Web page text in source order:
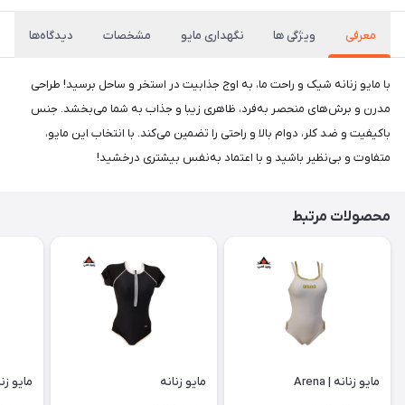
معرفی ویژگی ها نگهداری مایو مشخصات دیدگاه‌ها
با مایو زنانه شیک و راحت ما، به اوج جذابیت در استخر و ساحل برسید! طراحی
مدرن و برش‌های منحصر به‌فرد، ظاهری زیبا و جذاب به شما می‌بخشد. جنس
باکیفیت و ضد کلر، دوام بالا و راحتی را تضمین می‌کند. با انتخاب این مایو،
متفاوت و بی‌نظیر باشید و با اعتماد به‌نفس بیشتری درخشید!
محصولات مرتبط
مایو زنانه | Arena مایو زنانه مایو